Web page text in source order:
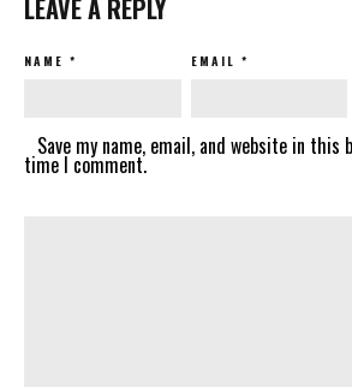
LEAVE A REPLY
NAME * EMAIL *
Save my name, email, and website in
time I comment.